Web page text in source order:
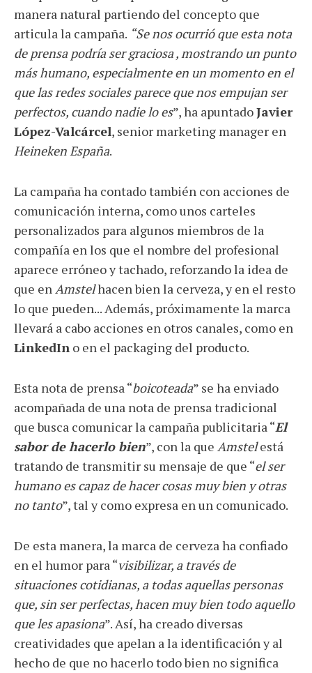
manera natural partiendo del concepto que
articula la campaña. “Se nos ocurrió que esta nota
de prensa podría ser graciosa , mostrando un punto
más humano, especialmente en un momento en el
que las redes sociales parece que nos empujan ser
perfectos, cuando nadie lo es”, ha apuntadoJavier
López-Valcárcel, senior marketing manager en
Heineken España.
La campaña ha contado también con acciones de
comunicación interna, como unos carteles
personalizados para algunos miembros de la
compañía en los que el nombre del profesional
aparece erróneo y tachado, reforzando la idea de
que enAmstelhacen bien la cerveza, y en el resto
lo que pueden... Además, próximamente la marca
llevará a cabo acciones en otros canales, como en
LinkedIn o en el packaging del producto.
Esta nota de prensa “boicoteada” se ha enviado
acompañada de una nota de prensa tradicional
que busca comunicar la campaña publicitaria “El
sabor de hacerlo bien”, con la que Amstelestá
tratando de transmitir su mensaje de que “el ser
humano es capaz de hacer cosas muy bien y otras
no tanto”, tal y como expresa en un comunicado.
De esta manera, la marca de cerveza ha confiado
en el humor para “visibilizar, a través de
situaciones cotidianas, a todas aquellas personas
que, sin ser perfectas, hacen muy bien todo aquello
que les apasiona”. Así, ha creado diversas
creatividades que apelan a la identificación y al
hecho de que no hacerlo todo bien no significa